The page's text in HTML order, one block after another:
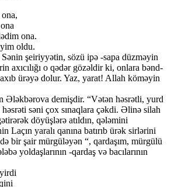
ona,
ona.
oldu.
şeiriyyətin, sözü ipə -sapa düzməyin
axıcılığı o qədər gözəldir ki, onlara bənd-
ürəyə dolur. Yaz, yarat! Allah köməyin
Ələkbərova demişdir. “Vətən həsrətli, yurd
səni çox sınaqlara çəkdi. Əlinə silah
döyüşlərə atıldın, qələmini
Laçın yaralı qanına batırıb ürək sirlərini
bir şair mürgüləyən “, qardaşım, mürgülü
yoldaşlarının -qardaş və bacılarının